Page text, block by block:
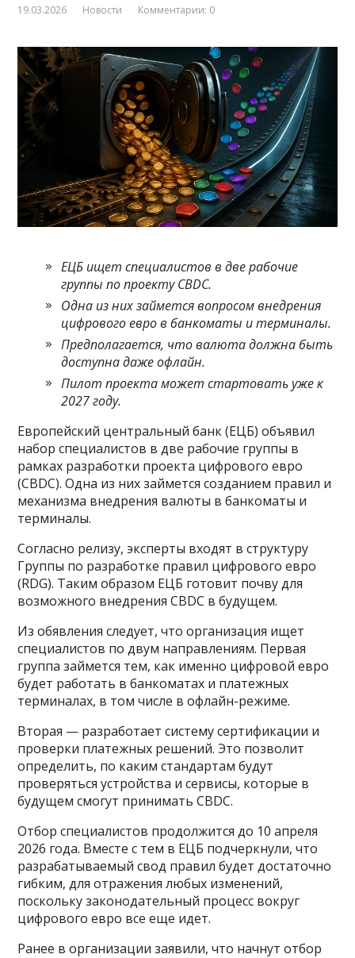
19.03.2026 Новости Комментарии: 0
ЕЦБ ищет специалистов в две рабочие
группы по проекту CBDC.
Одна из них займется вопросом внедрения
цифрового евро в банкоматы и терминалы.
Предполагается, что валюта должна быть
доступна даже офлайн.
Пилот проекта может стартовать уже к
2027 году.
Европейский центральный банк (ЕЦБ) объявил
набор специалистов в две рабочие группы в
рамках разработки проекта цифрового евро
(CBDC). Одна из них займется созданием правил и
механизма внедрения валюты в банкоматы и
терминалы.
Согласно релизу, эксперты входят в структуру
Группы по разработке правил цифрового евро
(RDG). Таким образом ЕЦБ готовит почву для
возможного внедрения CBDC в будущем.
Из обявления следует, что организация ищет
специалистов по двум направлениям. Первая
группа займется тем, как именно цифровой евро
будет работать в банкоматах и платежных
терминалах, в том числе в офлайн-режиме.
Вторая — разработает систему сертификации и
проверки платежных решений. Это позволит
определить, по каким стандартам будут
проверяться устройства и сервисы, которые в
будущем смогут принимать CBDC.
Отбор специалистов продолжится до 10 апреля
2026 года. Вместе с тем в ЕЦБ подчеркнули, что
разрабатываемый свод правил будет достаточно
гибким, для отражения любых изменений,
поскольку законодательный процесс вокруг
цифрового евро все еще идет.
Ранее в организации заявили, что начнут отбор